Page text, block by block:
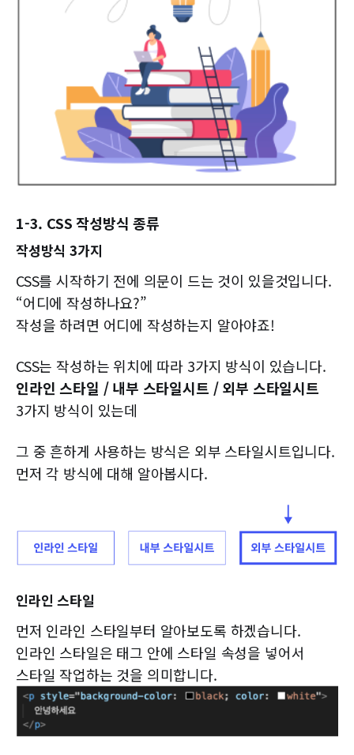
1-3. CSS 작성방식 종류
작성방식 3가지
CSS를 시작하기 전에 의문이 드는 것이 있을것입니다.
“어디에 작성하나요?”
작성을 하려면 어디에 작성하는지 알아야죠!
CSS는 작성하는 위치에 따라 3가지 방식이 있습니다.
인라인 스타일 / 내부 스타일시트 / 외부 스타일시트
3가지 방식이 있는데
그 중 흔하게 사용하는 방식은 외부 스타일시트입니다.
먼저 각 방식에 대해 알아봅시다.
인라인 스타일
먼저 인라인 스타일부터 알아보도록 하겠습니다.
인라인 스타일은 태그 안에 스타일 속성을 넣어서
스타일 작업하는 것을 의미합니다.